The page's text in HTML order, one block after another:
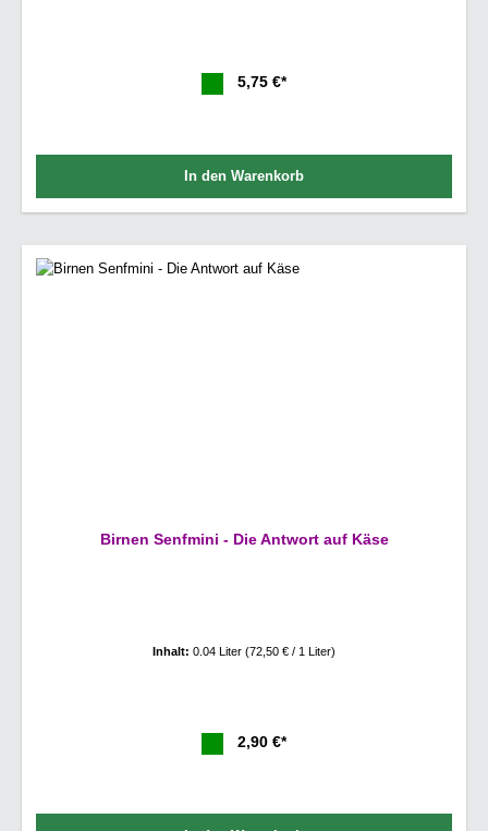
5,75 €*
In den Warenkorb
Birnen Senfmini - Die Antwort auf Käse
Inhalt: 0.04 Liter (72,50 € / 1 Liter)
2,90 €*